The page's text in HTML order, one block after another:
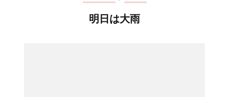
明日は大雨